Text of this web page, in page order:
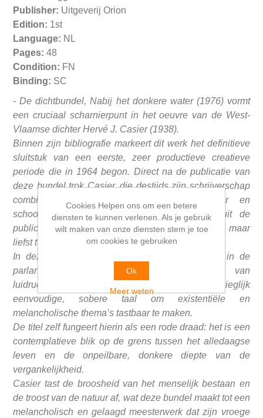
Publisher: Uitgeverij Orion
Edition: 1st
Language: NL
Pages: 48
Condition: FN
Binding: SC
- De dichtbundel, Nabij het donkere water (1976) vormt
een cruciaal scharnierpunt in het oeuvre van de West-
Vlaamse dichter Hervé J. Casier (1938).
Binnen zijn bibliografie markeert dit werk het definitieve
sluitstuk van een eerste, zeer productieve creatieve
periode die in 1964 begon. Direct na de publicatie van
deze bundel trok Casier, die destijds zijn schrijverschap
combineerde met een loopbaan als leraar en
schoolhoofd, zich immers onverwacht terug uit de
publiciteit voor een opmerkelijke literaire stilte van maar
liefst twaalf jaar.
In deze bundel toont Casier zich een meester in de
parlandistische, uitgeklede poëzie. Wars van
luidruchtige taalexperimenten hanteert hij een bedrieglijk
eenvoudige, sobere taal om existentiële en
melancholische thema’s tastbaar te maken.
De titel zelf fungeert hierin als een rode draad: het is een
contemplatieve blik op de grens tussen het alledaagse
leven en de onpeilbare, donkere diepte van de
vergankelijkheid.
Casier tast de broosheid van het menselijk bestaan en
de troost van de natuur af, wat deze bundel maakt tot een
melancholisch en gelaagd meesterwerk dat zijn vroege
Cookies Helpen ons om een betere
diensten te kunnen verlenen. Als je gebruik
wilt maken van onze diensten stem je toe
om cookies te gebruiken
Ok
Meer weten